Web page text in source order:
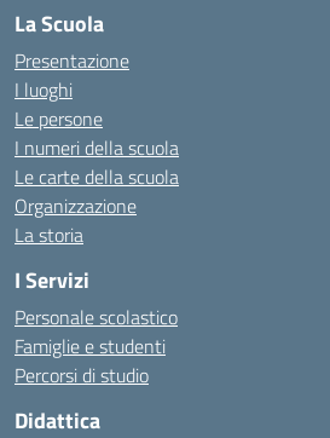
La Scuola
Presentazione
I luoghi
Le persone
I numeri della scuola
Le carte della scuola
Organizzazione
La storia
I Servizi
Personale scolastico
Famiglie e studenti
Percorsi di studio
Didattica